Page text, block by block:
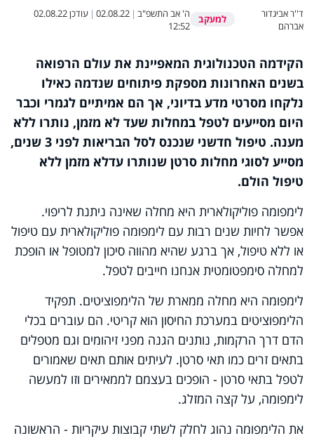
ד''ר אביגדור
אברהם
למעקב ה' אב התשפ"ב |
02.08.22
| עודכן02.08.22
12:52
הקידמה הטכנולוגית המאפיינת את עולם הרפואה
בשנים האחרונות מספקת פיתוחים שנדמה כאילו
נלקחו מסרטי מדע בדיוני, אך הם אמיתיים לגמרי וכבר
היום מסייעים לטפל במחלות שעד לא מזמן, נותרו ללא
מענה. טיפול חדשני שנכנס לסל הבריאות לפני 3 שנים,
מסייע לסוגי מחלות סרטן שנותרו עדלא מזמן ללא
טיפול הולם.
לימפומה פוליקולארית היא מחלה שאינה ניתנת לריפוי.
אפשר לחיות שנים רבות עם לימפומה פוליקולארית עם טיפול
או ללא טיפול, אך ברגע שהיא מהווה סיכון למטופל או הופכת
למחלה סימפטומטית אנחנו חייבים לטפל.
לימפומה היא מחלה ממארת של הלימפוציטים. תפקיד
הלימפוציטים במערכת החיסון הוא קריטי. הם עוברים בכלי
הדם דרך הרקמות, נותנים הגנה מפני זיהומים וגם מטפלים
בתאים זרים כמו תאי סרטן. לעיתים אותם תאים שאמורים
לטפל בתאי סרטן - הופכים בעצמם לממאירים וזו למעשה
לימפומה, על קצה המזלג.
את הלימפומה נהוג לחלק לשתי קבוצות עיקריות - הראשונה